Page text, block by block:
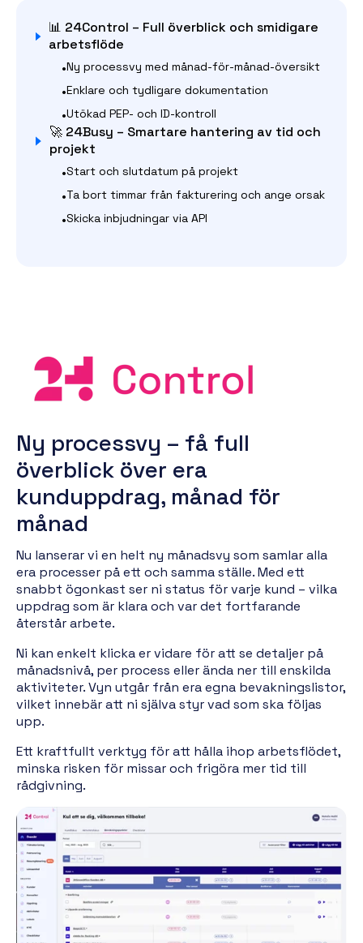
📊 24Control – Full överblick och smidigare
arbetsflöde
•Ny processvy med månad-för-månad-översikt
•Enklare och tydligare dokumentation
•Utökad PEP- och ID-kontroll
🚀 24Busy – Smartare hantering av tid och
projekt
•Start och slutdatum på projekt
•Ta bort timmar från fakturering och ange orsak
•Skicka inbjudningar via API
Ny processvy – få full
överblick över era
kunduppdrag, månad för
månad
Nu lanserar vi en helt ny månadsvy som samlar alla
era processer på ett och samma ställe. Med ett
snabbt ögonkast ser ni status för varje kund – vilka
uppdrag som är klara och var det fortfarande
återstår arbete.
Ni kan enkelt klicka er vidare för att se detaljer på
månadsnivå, per process eller ända ner till enskilda
aktiviteter. Vyn utgår från era egna bevakningslistor,
vilket innebär att ni själva styr vad som ska följas
upp.
Ett kraftfullt verktyg för att hålla ihop arbetsflödet,
minska risken för missar och frigöra mer tid till
rådgivning.